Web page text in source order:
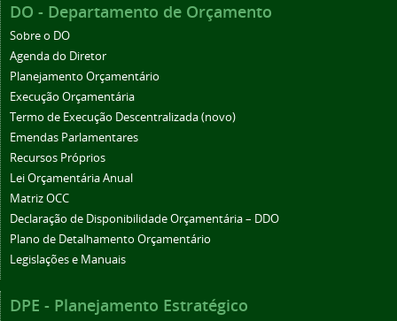
DO - Departamento de Orçamento
Sobre o DO
Agenda do Diretor
Planejamento Orçamentário
Execução Orçamentária
Termo de Execução Descentralizada (novo)
Emendas Parlamentares
Recursos Próprios
Lei Orçamentária Anual
Matriz OCC
Declaração de Disponibilidade Orçamentária – DDO
Plano de Detalhamento Orçamentário
Legislações e Manuais
DPE - Planejamento Estratégico